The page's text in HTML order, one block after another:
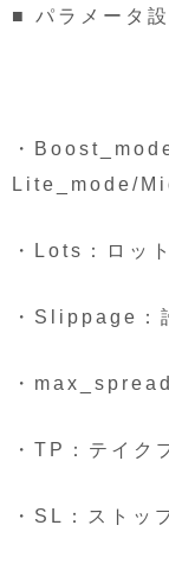
■ パラメータ設
・
Lite_mode/
・Lots：ロッ
・Slippage：
・
・TP：テイク
・SL：ストッ